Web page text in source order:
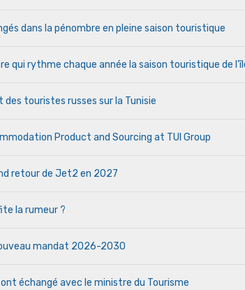
dans la pénombre en pleine saison touristique
qui rythme chaque année la saison touristique de
touristes russes sur la Tunisie
Product and Sourcing at TUI Group
retour de Jet2 en 2027
la rumeur ?
mandat 2026-2030
échangé avec le ministre du Tourisme